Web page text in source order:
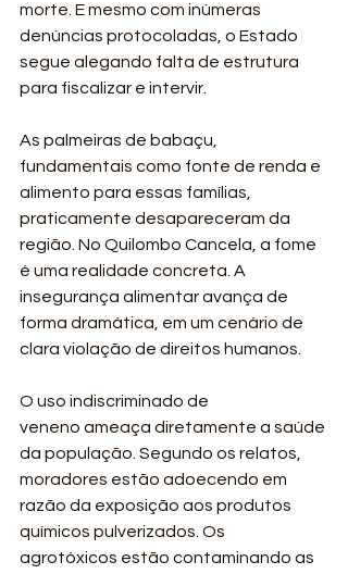
morte. E mesmo com inúmeras
denúncias protocoladas, o Estado
segue alegando falta de estrutura
para fiscalizar e intervir.
As palmeiras de babaçu,
fundamentais como fonte de renda e
alimento para essas famílias,
praticamente desapareceram da
região. No Quilombo Cancela, a fome
é uma realidade concreta. A
insegurança alimentar avança de
forma dramática, em um cenário de
clara violação de direitos humanos.
O uso indiscriminado de
veneno ameaça diretamente a saúde
da população. Segundo os relatos,
moradores estão adoecendo em
razão da exposição aos produtos
químicos pulverizados. Os
agrotóxicos estão contaminando as